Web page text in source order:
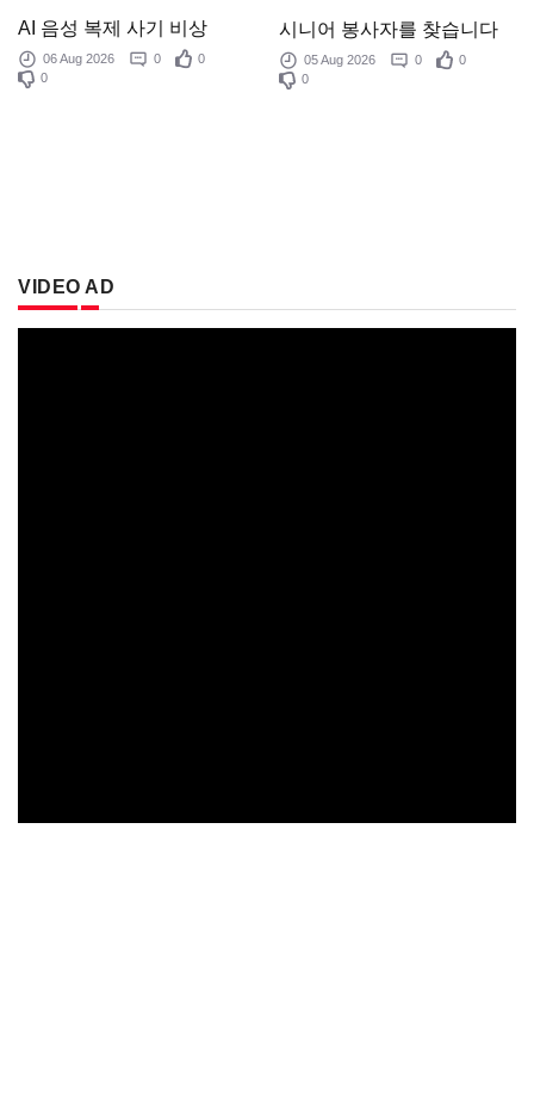
AI 음성 복제 사기 비상
06 Aug 2026 0
0
0
시니어 봉사자를 찾습니다
05 Aug 2026 0
0
0
VIDEO AD